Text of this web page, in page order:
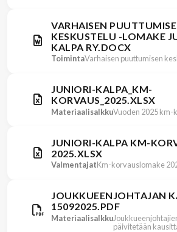
VARHAISEN
KESKUSTELU -LOMAKE
KALPA RY.DOCX
ToimintaVarhaisen puuttumisen
JUNIORI-KALPA_KM-
KORVAUS_2025.XLSX
MateriaalisalkkuVuoden 2025 km-
JUNIORI-KALPA KM-
2025.XLSX
ValmentajatKm-korvauslomake
JOUKKUEENJOHTAJAN
15092025.PDF
Materiaalisalkku
päivitetään